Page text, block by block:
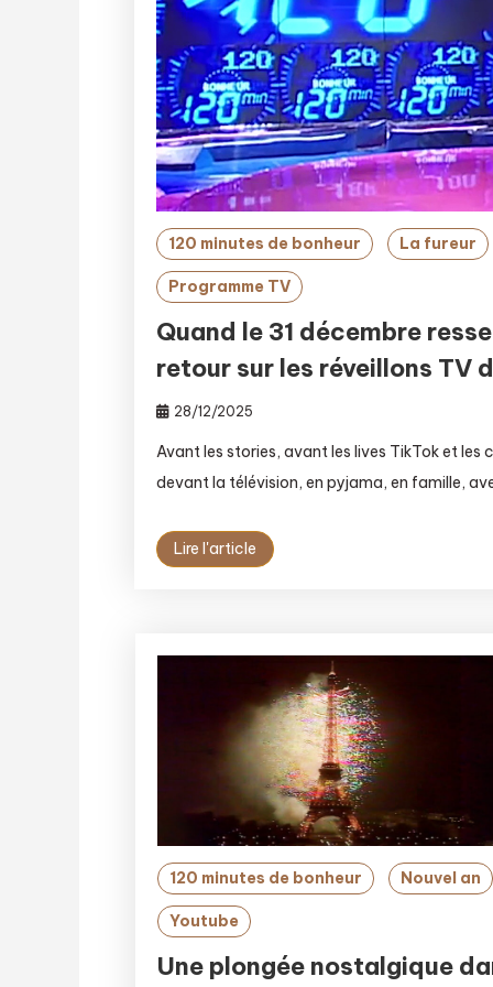
120 minutes de bonheur La fureur
Programme TV
Quand le 31 décembre
retour sur les réveillons TV
28/12/2025
Avant les stories, avant les lives TikTok et
devant la télévision, en pyjama, en famille,
Lire l'article
120 minutes de bonheur Nouvel an
Youtube
Une plongée nostalgique